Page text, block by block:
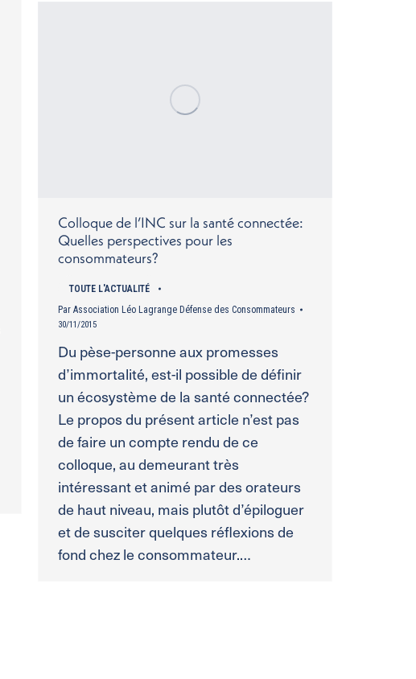
Colloque de l’INC sur la santé connectée:
Quelles perspectives pour les
consommateurs?
TOUTE L'ACTUALITÉ
Par Association Léo Lagrange Défense des Consommateurs
30/11/2015
Du pèse-personne aux promesses
d’immortalité, est-il possible de définir
un écosystème de la santé connectée?
Le propos du présent article n’est pas
de faire un compte rendu de ce
colloque, au demeurant très
intéressant et animé par des orateurs
de haut niveau, mais plutôt d’épiloguer
et de susciter quelques réflexions de
fond chez le consommateur.…